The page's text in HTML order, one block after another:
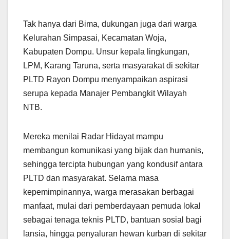
Tak hanya dari Bima, dukungan juga dari warga
Kelurahan Simpasai, Kecamatan Woja,
Kabupaten Dompu. Unsur kepala lingkungan,
LPM, Karang Taruna, serta masyarakat di sekitar
PLTD Rayon Dompu menyampaikan aspirasi
serupa kepada Manajer Pembangkit Wilayah
NTB.
Mereka menilai Radar Hidayat mampu
membangun komunikasi yang bijak dan humanis,
sehingga tercipta hubungan yang kondusif antara
PLTD dan masyarakat. Selama masa
kepemimpinannya, warga merasakan berbagai
manfaat, mulai dari pemberdayaan pemuda lokal
sebagai tenaga teknis PLTD, bantuan sosial bagi
lansia, hingga penyaluran hewan kurban di sekitar